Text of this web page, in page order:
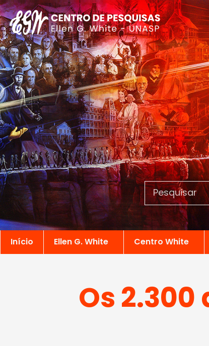
Início Ellen G. White Centro White
Os